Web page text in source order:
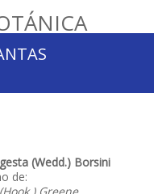
(Wedd.) Borsini
de: